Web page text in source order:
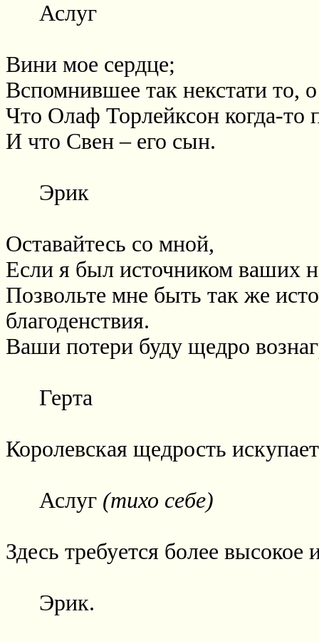
Аслуг
Вини мое сердце;
Вспомнившее так некстати то,
Что Олаф Торлейксон когда-то
И что Свен – его сын.
Эрик
Оставайтесь со мной,
Если я был источником ваших
Позвольте мне быть так же
благоденствия.
Ваши потери буду щедро
Герта
Королевская щедрость
Аслуг (тихо себе)
Здесь требуется более высокое
Эрик.